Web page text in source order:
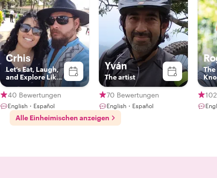
Crhis
Let’s Eat, Laugh,
and Explore Like
Locals
40 Bewertungen
English・Español
Yván
The artist
70 Bewertungen
English・Español
The
Alle Einheimischen anzeigen